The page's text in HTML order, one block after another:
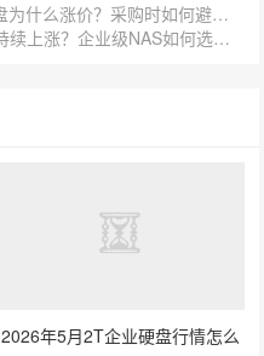
上一篇：2026年3月企业级SAS硬盘为什么涨价？采购时如何避开隐藏风险？
下一篇：2026年3月硬盘价格为何持续上涨？企业级NAS如何选更划算？
2026年5月2T企业硬盘行情怎么